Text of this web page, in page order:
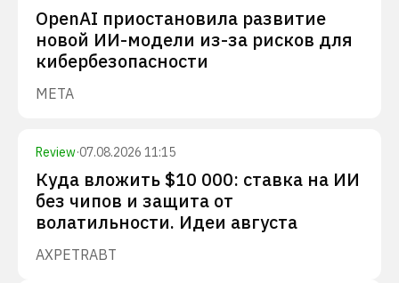
OpenAI приостановила развитие
новой ИИ-модели из-за рисков для
кибербезопасности
META
Review·07.08.2026 11:15
Куда вложить $10 000: ставка на ИИ
без чипов и защита от
волатильности. Идеи августа
AXPETRABT